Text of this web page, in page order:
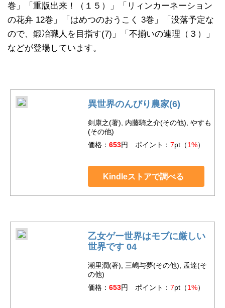
巻」「重版出来！（１５）」「リィンカーネーション
の花弁 12巻」「はめつのおうこく 3巻」「没落予定な
ので、鍛冶職人を目指す(7)」「不揃いの連理（３）」
などが登場しています。
異世界のんびり農家(6)
剣康之(著), 内藤騎之介(その他), やすも
(その他)
価格： 653円 ポイント： 7pt（1%）
Kindleストアで調べる
乙女ゲー世界はモブに厳しい
世界です 04
潮里潤(著), 三嶋与夢(その他), 孟達(そ
の他)
価格： 653円 ポイント： 7pt（1%）